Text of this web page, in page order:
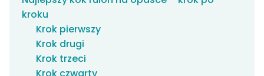
kroku
Krok pierwszy
Krok drugi
Krok trzeci